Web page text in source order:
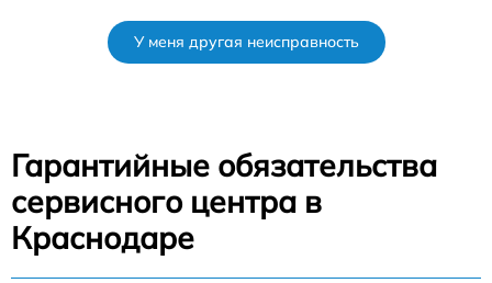
У меня другая неисправность
Гарантийные обязательства
сервисного центра в
Краснодаре